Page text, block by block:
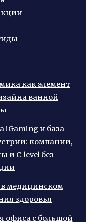
как элемент
ванной
iGaming и база
компании,
и C-level без
в медицинском
здоровья
офиса с большой